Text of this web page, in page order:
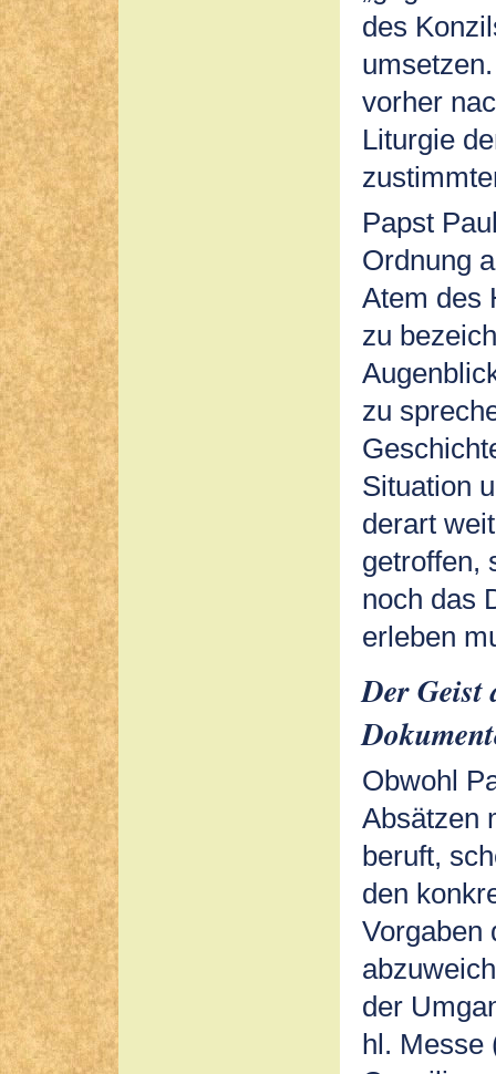
des
vorher
Liturgie
Papst
Ordnung
Atem des
zu
zu
Situation
derart
getroffen,
noch das
erleben
Der Geist
Obwohl
Absätzen
beruft,
den
Vorgaben
der
hl. Messe